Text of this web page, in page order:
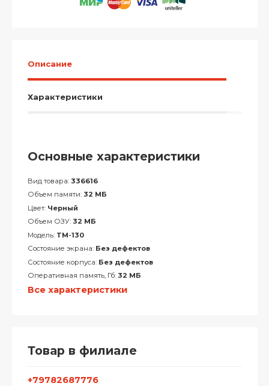
Описание
Характеристики
Основные характеристики
Вид товара: 336616
Объем памяти: 32 МБ
Цвет: Черный
Объем ОЗУ: 32 МБ
Модель: TM-130
Состояние экрана: Без дефектов
Состояние корпуса: Без дефектов
Оперативная память, Гб: 32 МБ
Все характеристики
Товар в филиале
+79782687776